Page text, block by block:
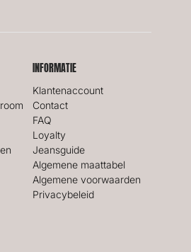
INFORMATIE
Klantenaccount
Contact
FAQ
Loyalty
Jeansguide
Algemene maattabel
Algemene voorwaarden
Privacybeleid